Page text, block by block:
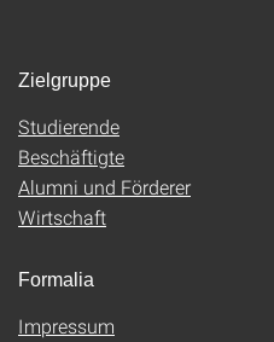
Zielgruppe
Studierende
Beschäftigte
Alumni und Förderer
Wirtschaft
Formalia
Impressum